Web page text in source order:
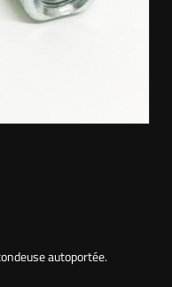
autoportée.